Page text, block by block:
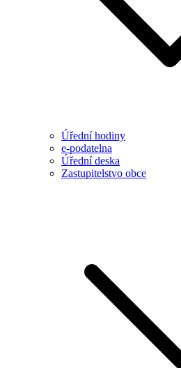
Úřední hodiny
e-podatelna
Úřední deska
Zastupitelstvo obce